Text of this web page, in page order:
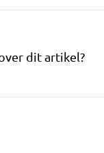
dit artikel?